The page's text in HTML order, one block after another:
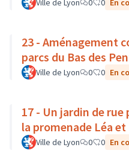
Ville de Lyon 0 0 En
23 - Aménagement
parcs du Bas des
Ville de Lyon 0 0 En
17 - Un jardin de
la promenade Léa
Ville de Lyon 0 0 En